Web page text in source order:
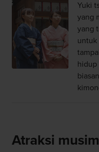
Yuki
yang
yang
untuk
hidup
Atraksi